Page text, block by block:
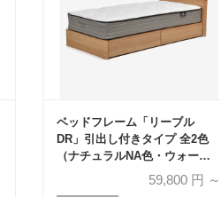
ベッドフレーム「リーブル
DR」引出し付きタイプ 全2色
（ナチュラルNA色・ウォール
ナットグレーWNG色）全5サイ
59,800円 ～